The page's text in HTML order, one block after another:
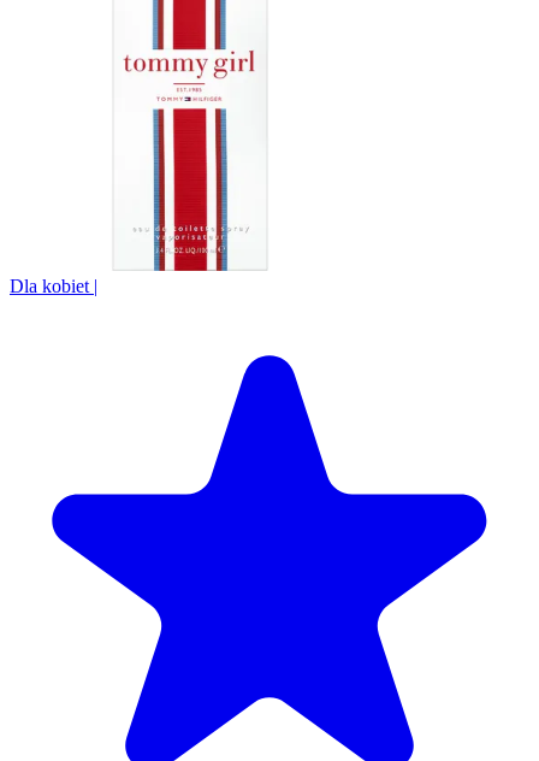
Dla kobiet |